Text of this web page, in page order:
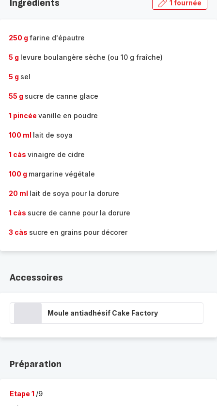
gamme
Ingrédients 1 fournée
250 g farine d'épautre
5 g levure boulangère sèche (ou 10 g fraîche)
5 g sel
55 g sucre de canne glace
1 pincée vanille en poudre
100 ml lait de soya
1 càs vinaigre de cidre
100 g margarine végétale
20 ml lait de soya pour la dorure
1 càs sucre de canne pour la dorure
3 càs sucre en grains pour décorer
Accessoires
Moule antiadhésif Cake Factory
Préparation
Etape 1 /9